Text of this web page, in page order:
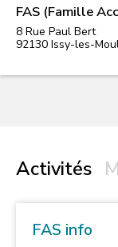
FAS (Famille
8 Rue Paul Bert
92130 Issy-les-
Activités
FAS info